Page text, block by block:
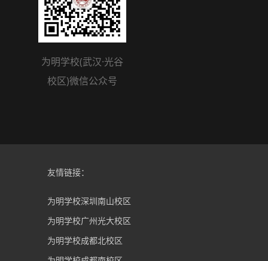
为明学校(武汉·光谷
校区)微信公众号
友情链接：
为明学校深圳南山校区
为明学校广州光大校区
为明学校成都北校区